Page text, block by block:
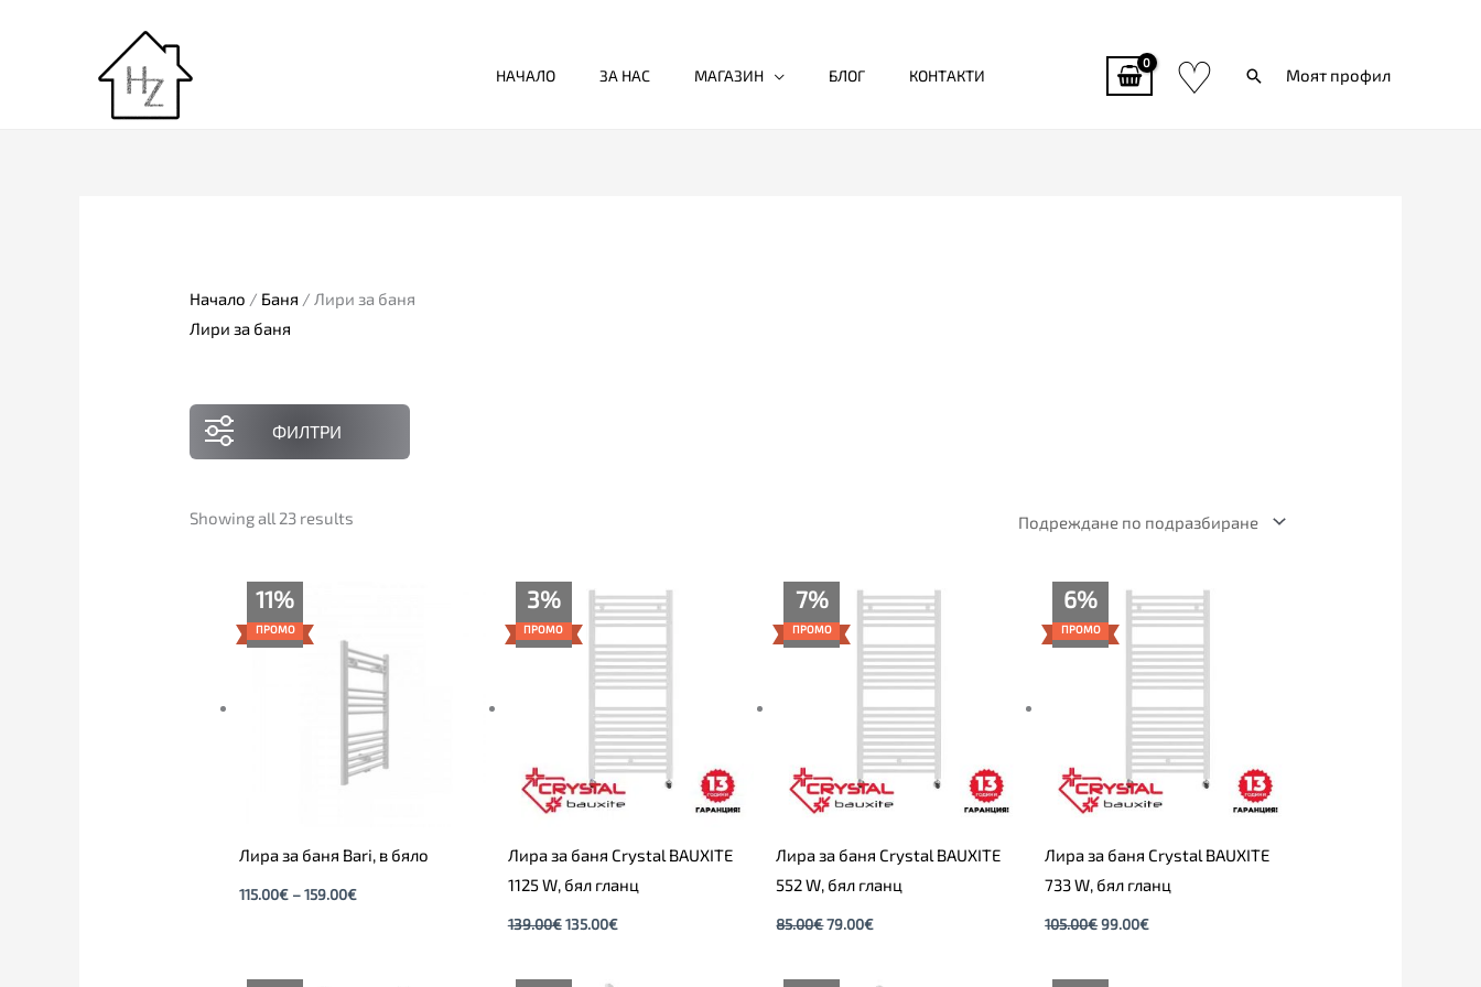
НАЧАЛО ЗА НАС МАГАЗИН БЛОГ КОНТАКТИ ♡ ТърсиМоят профил
Начало / Баня / Лири за баня
Лири за баня
ФИЛТРИ
Showing all 23 results
11%
ПРОМО
Лира за баня Bari, в бяло
115.00€ –159.00€
159.00€
3%
ПРОМО
Лира за баня Crystal BAUXITE
1125 W, бял гланц
139.00€
Original
price
was:
139.00€.
135.00€
Текущата
цена
е:
135.00€.
7%
ПРОМО
Лира за баня Crystal BAUXITE
552 W, бял гланц
85.00€
Original
price
was:
85.00€.
79.00€
Текущата
цена
е:
79.00€.
6%
ПРОМО
Лира за баня Crystal BAUXITE
733 W, бял гланц
105.00€
Original
price
was:
105.00€.
99.00€
Текущата
цена
е:
99.00€.